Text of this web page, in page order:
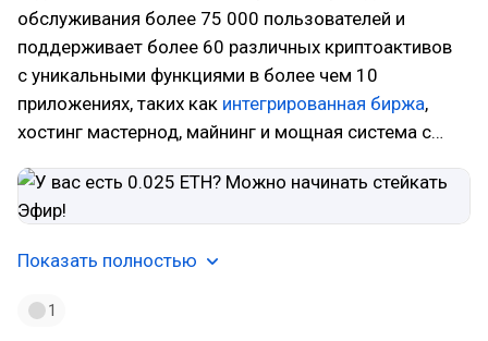
обслуживания более 75 000 пользователей и
поддерживает более 60 различных криптоактивов
с уникальными функциями в более чем 10
приложениях, таких как интегрированная биржа,
хостинг мастернод, майнинг и мощная система с…
Показать полностью
1